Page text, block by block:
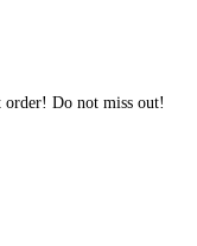
Do not miss out!